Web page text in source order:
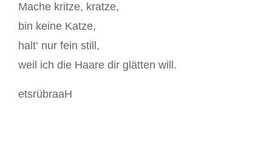
Mache kritze, kratze,
bin keine Katze,
halt‘ nur fein still,
weil ich die Haare dir glätten will.
etsrübraaH